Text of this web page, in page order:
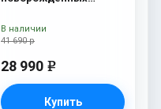
41 690 р
28 990 e
Купить
В наличии